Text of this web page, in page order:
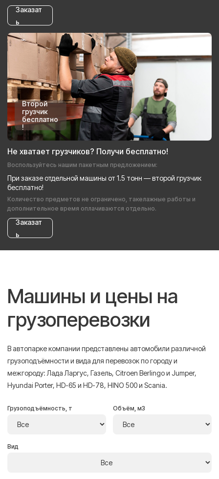
Заказат
ь
Второй
грузчик
бесплатно
!
Не хватает грузчиков? Получи бесплатно!
Воспользуйтесь нашим пакетным предложением:
При заказе отдельной машины от 1.5 тонн — второй грузчик
бесплатно!
Количество предметов не ограничено, такелажные работы и
дополнительное время оплачиваются отдельно.
Заказат
ь
Машины и цены на
грузоперевозки
В автопарке компании представлены автомобили различной
грузоподъёмности и вида для перевозок по городу и
межгороду: Лада Ларгус, Газель, Citroen Berlingo и Jumper,
Hyundai Porter, HD-65 и HD-78, HINO 500 и Scania.
Грузоподъёмность, т Объём, м3
Вид